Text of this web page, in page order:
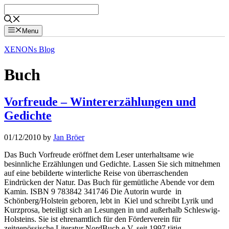
to
content
Menu
XENONs Blog
Buch
Vorfreude – Wintererzählungen und
Gedichte
01/12/2010 by Jan Bröer
Das Buch Vorfreude eröffnet dem Leser unterhaltsame wie
besinnliche Erzählungen und Gedichte. Lassen Sie sich mitnehmen
auf eine bebilderte winterliche Reise von überraschenden
Eindrücken der Natur. Das Buch für gemütliche Abende vor dem
Kamin. ISBN 9 783842 341746 Die Autorin wurde in
Schönberg/Holstein geboren, lebt in Kiel und schreibt Lyrik und
Kurzprosa, beteiligt sich an Lesungen in und außerhalb Schleswig-
Holsteins. Sie ist ehrenamtlich für den Förderverein für